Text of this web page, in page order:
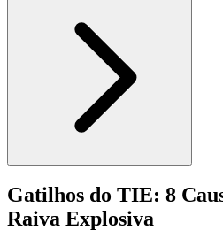
Gatilhos do TIE: 8
Raiva Explosiva